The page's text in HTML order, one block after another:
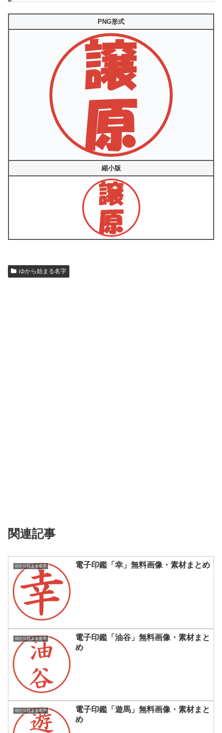
PNG形式
縮小版
ゆから始まる名字
関連記事
ゆから始まる名字 電子印鑑「幸」無料画像・素材まとめ
ゆから始まる名字
電子印鑑「油谷」無料画像・素材まと
め
ゆから始まる名字
電子印鑑「遊馬」無料画像・素材まと
め